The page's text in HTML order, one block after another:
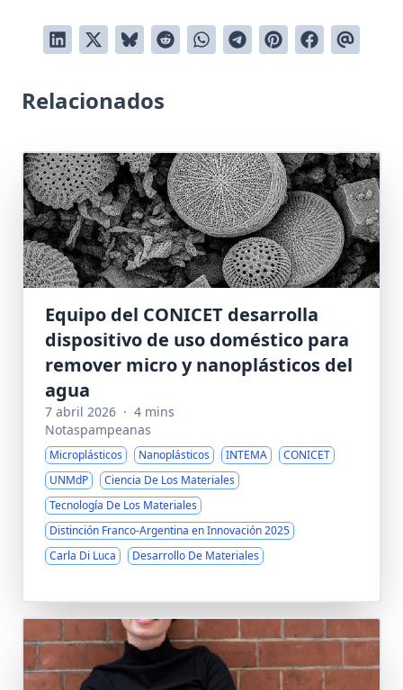
Relacionados
Equipo del CONICET desarrolla
dispositivo de uso doméstico para
remover micro y nanoplásticos del
agua
7 abril 2026 · 4 mins
Notaspampeanas
Microplásticos Nanoplásticos INTEMA
CONICET
UNMdP
Ciencia De Los Materiales
Tecnología De Los Materiales
Distinción Franco-Argentina en Innovación 2025
Carla Di Luca
Desarrollo De Materiales